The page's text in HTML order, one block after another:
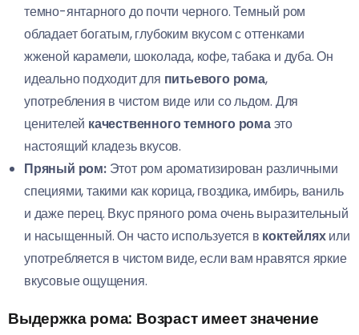
темно-янтарного до почти черного. Темный ром
обладает богатым, глубоким вкусом с оттенками
жженой карамели, шоколада, кофе, табака и дуба. Он
идеально подходит для питьевого рома,
употребления в чистом виде или со льдом. Для
ценителей качественного темного ромаэто
настоящий кладезь вкусов.
Пряный ром:Этот ром ароматизирован различными
специями, такими как корица, гвоздика, имбирь, ваниль
и даже перец. Вкус пряного рома очень выразительный
и насыщенный. Он часто используется в коктейляхили
употребляется в чистом виде, если вам нравятся яркие
вкусовые ощущения.
Выдержка рома: Возраст имеет значение